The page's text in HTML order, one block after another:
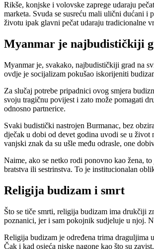
Rikše, konjske i volovske zaprege udaraju
marketa. Svuda se susreću mali ulični dućani i
životu ipak glavni pečat udaraju tradicionalne
Myanmar je najbudističkiji
Myanmar je, svakako, najbudističkiji grad na
ovdje je socijalizam pokušao iskorijeniti
Za slučaj potrebe pripadnici ovog smjera
svoju tragičnu povijest i zato može pomagati
odnosno partnerice.
Svaki budistički nastrojen Burmanac, bez
dječak u dobi od devet godina uvodi se u
vanjski znak da su ušle među odrasle, one
Naime, ako se netko rodi ponovno kao žena,
bratstva ili sestrinstva. To je institucionalan
Religija budizam i smrt
Što se tiče smrti, religija budizam ima drukčiji
poznanici, jer i sam pokojnik sudjeluje u njoj.
Religija budizam je određena trima draguljima
Čak i kad osjeća niske nagone kao što su